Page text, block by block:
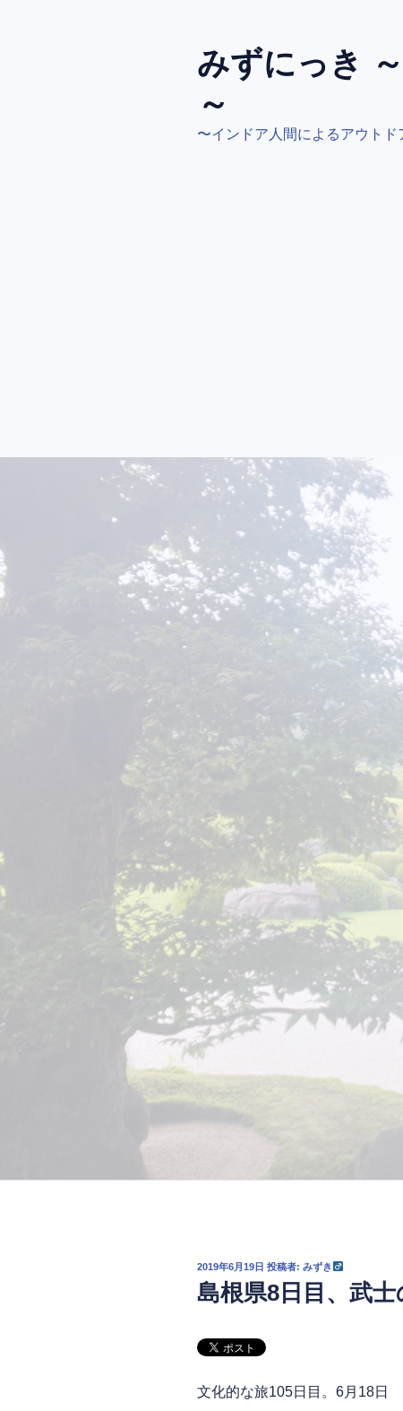
みずにっき
～
〜インドア人間によるアウトド
投
稿
日:
2019年6月19日 投稿者: みずき
島根県8日目、武士
文化的な旅105日目。6月18日